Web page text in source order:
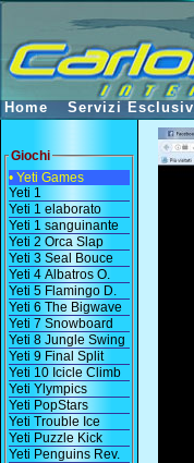
Giochi
• Yeti Games
Yeti 1
Yeti 1 elaborato
Yeti 1 sanguinante
Yeti 2 Orca Slap
Yeti 3 Seal Bouce
Yeti 4 Albatros O.
Yeti 5 Flamingo D.
Yeti 6 The Bigwave
Yeti 7 Snowboard
Yeti 8 Jungle Swing
Yeti 9 Final Split
Yeti 10 Icicle Climb
Yeti Ylympics
Yeti PopStars
Yeti Trouble Ice
Yeti Puzzle Kick
Yeti Penguins Rev.
Home Servizi